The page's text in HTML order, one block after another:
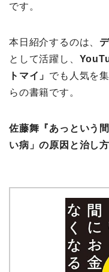
です。
本日紹介するのは、
として活躍し、
トマイ」 でも人気を
らの書籍です。
佐藤舞 『あっという
い病」の原因と治し